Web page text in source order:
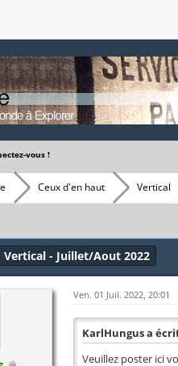
vous !
Ceux d'en haut Vertical
- Juillet/Aout 2022
Ven. 01 Juil. 2022, 20:01
KarlHungus a
Veuillez poster ici